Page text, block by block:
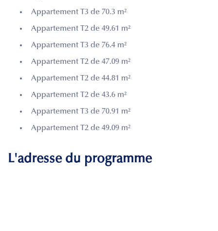
Appartement T3 de 70.3 m²
Appartement T2 de 49.61 m²
Appartement T3 de 76.4 m²
Appartement T2 de 47.09 m²
Appartement T2 de 44.81 m²
Appartement T2 de 43.6 m²
Appartement T3 de 70.91 m²
Appartement T2 de 49.09 m²
L'adresse du programme